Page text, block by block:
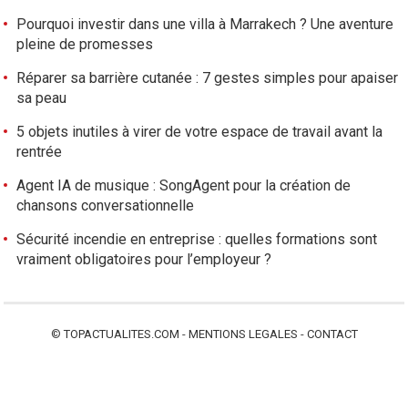
Pourquoi investir dans une villa à Marrakech ? Une aventure
pleine de promesses
Réparer sa barrière cutanée : 7 gestes simples pour apaiser
sa peau
5 objets inutiles à virer de votre espace de travail avant la
rentrée
Agent IA de musique : SongAgent pour la création de
chansons conversationnelle
Sécurité incendie en entreprise : quelles formations sont
vraiment obligatoires pour l’employeur ?
©TOPACTUALITES.COM - MENTIONS LEGALES - CONTACT